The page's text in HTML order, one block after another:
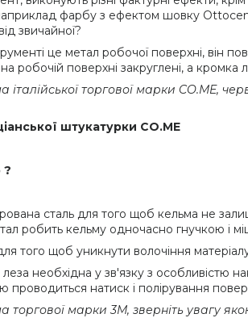
фарбу з ефектом шовку
звичайної?
це метал робочої поверхні, він
робочій поверхні закруглені, а
італійської торгової марки CO.ME,
?
сталь для того щоб кельма не
робить кельму одночасно гнучкою і
того щоб уникнути волочіння
необхідна у зв'язку з особливістю
натиск і полірування
торгової марки 3М, зверніть увагу